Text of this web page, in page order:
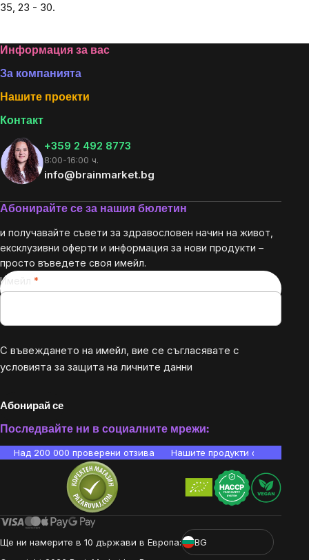
35, 23 - 30.
Footer
Информация за вас
За компанията
Нашите проекти
Контакт
+359 2 492 8773
8:00-16:00 ч.
info@brainmarket.bg
Абонирайте се за нашия бюлетин
и получавайте съвети за здравословен начин на живот,
ексклузивни оферти и информация за нови продукти –
просто въведете своя имейл.
Имейл
С въвеждането на имейл, вие се съгласявате с
условията за защита на личните данни
Абонирай се
Последвайте ни в социалните мрежи:
Над 200 000 проверени отзива Нашите продукти са
Ще ни намерите в 10 държави в Европа:
BG